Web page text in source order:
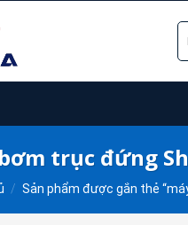
trục đứng
/ Sản phẩm được gắn thẻ